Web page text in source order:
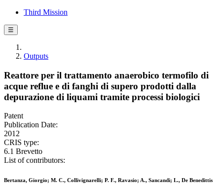
Third Mission
☰
Outputs
Reattore per il trattamento anaerobico termofilo di
acque reflue e di fanghi di supero prodotti dalla
depurazione di liquami tramite processi biologici
Patent
Publication Date:
2012
CRIS type:
6.1 Brevetto
List of contributors:
Bertanza, Giorgio; M. C., Collivignarelli; P. F., Ravasio; A., Sancandi; L., De Benedittis